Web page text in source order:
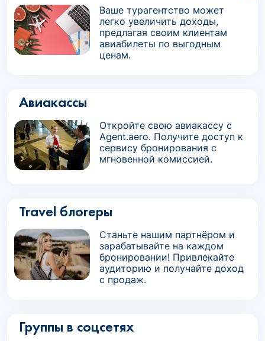
Ваше турагентство может
легко увеличить доходы,
предлагая своим клиентам
авиабилеты по выгодным
ценам.
Авиакассы
Откройте свою авиакассу с
Agent.aero. Получите доступ к
сервису бронирования с
мгновенной комиссией.
Travel блогеры
Станьте нашим партнёром и
зарабатывайте на каждом
бронировании! Привлекайте
аудиторию и получайте доход
с продаж.
Группы в соцсетях